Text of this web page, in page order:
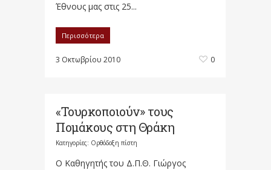
Έθνους μας στις 25...
Περισσότερα
3 Οκτωβρίου 2010 0
«Τουρκοποιούν» τους
Πομάκους στη Θράκη
Κατηγορίες: Ορθόδοξη πίστη
Ο Καθηγητής του Δ.Π.Θ. Γιώργος